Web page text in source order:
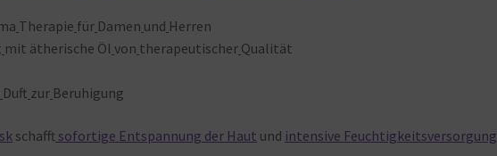
Therapie für Damen und Herren
mit ätherische Öl von therapeutischer Qualität
Duft zur Beruhigung
schafft sofortige Entspannung der Haut und intensive Feuchtigkeitsversorgung